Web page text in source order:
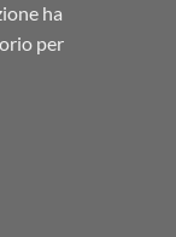
ha
per